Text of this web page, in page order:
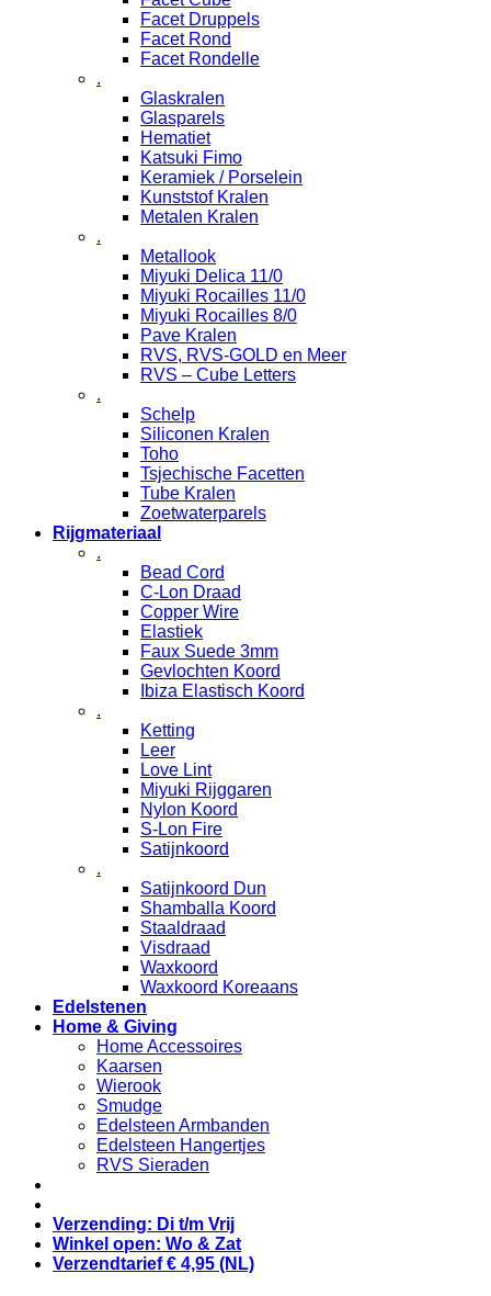
Facet Druppels
Facet Rond
Facet Rondelle
.
Glaskralen
Glasparels
Hematiet
Katsuki Fimo
Keramiek / Porselein
Kunststof Kralen
Metalen Kralen
.
Metallook
Miyuki Delica 11/0
Miyuki Rocailles 11/0
Miyuki Rocailles 8/0
Pave Kralen
RVS, RVS-GOLD en Meer
RVS – Cube Letters
.
Schelp
Siliconen Kralen
Toho
Tsjechische Facetten
Tube Kralen
Zoetwaterparels
Rijgmateriaal
.
Bead Cord
C-Lon Draad
Copper Wire
Elastiek
Faux Suede 3mm
Gevlochten Koord
Ibiza Elastisch Koord
.
Ketting
Leer
Love Lint
Miyuki Rijggaren
Nylon Koord
S-Lon Fire
Satijnkoord
.
Satijnkoord Dun
Shamballa Koord
Staaldraad
Visdraad
Waxkoord
Waxkoord Koreaans
Edelstenen
Home & Giving
Home Accessoires
Kaarsen
Wierook
Smudge
Edelsteen Armbanden
Edelsteen Hangertjes
RVS Sieraden
Verzending: Di t/m Vrij
Winkel open: Wo & Zat
Verzendtarief € 4,95 (NL)